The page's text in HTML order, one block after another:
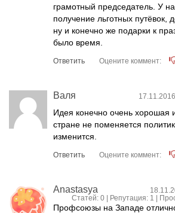
грамотный председатель. У
получение льготных путёвок,
ну и конечно же подарки к
было время.
Ответить Оцените коммент:
Валя
Идея конечно очень хорошая
стране не поменяется
изменится.
Ответить Оцените коммент:
Anastasya
Статей: 0 | Репутация: 1 |
Профсоюзы на Западе